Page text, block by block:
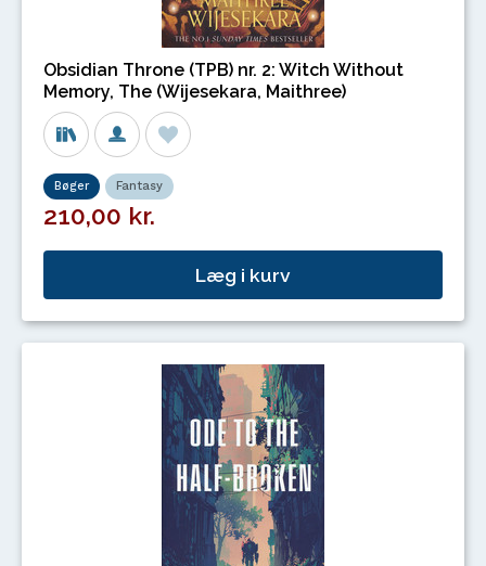
Obsidian Throne (TPB) nr. 2: Witch Without
Memory, The (Wijesekara, Maithree)
Bøger Fantasy
210,00 kr.
Læg i kurv